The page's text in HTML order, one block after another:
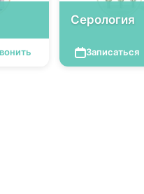
Серология
Записаться